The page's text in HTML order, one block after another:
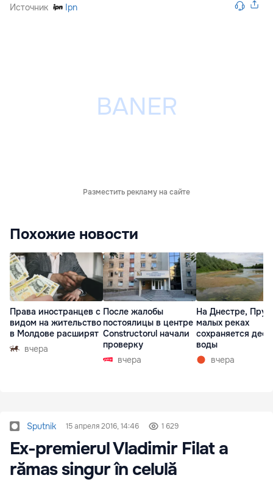
Источник Ipn
Разместить рекламу на сайте
Похожие новости
Права иностранцев с
видом на жительство
в Молдове расширят
вчера
После жалобы
постоялицы в центре
Constructorul начали
проверку
вчера
На Днестре,
малых реках
сохраняется
воды
вчера
Sputnik 15 апреля 2016, 14:46 1 629
Ex-premierul Vladimir Filat a
rămas singur în celulă